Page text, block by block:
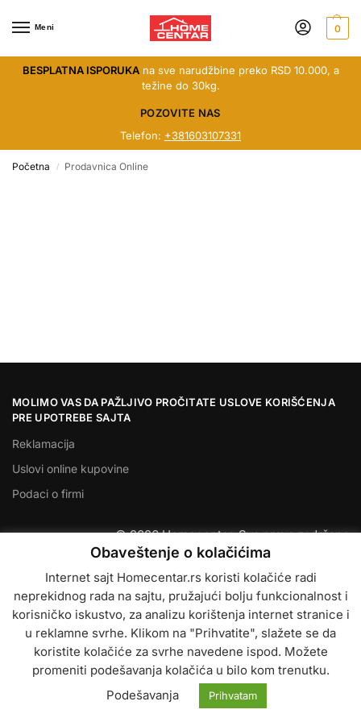
Meni 0
BESPLATNA ISPORUKAna sve narudžbine preko RSD 10.000, a
težine do 30kg.
POZOVITE NAS
Telefon: +381603107331
Početna / Prodavnica Online
MOLIMO VAS DA PAŽLJIVO PROČITATE USLOVE KORIŠĆENJA
PRE UPOTREBE SAJTA
Reklamacija
Uslovi online kupovine
Podaci o firmi
© 2026 Homecentar. Sva prava zadržana
Obaveštenje o kolačićima
Internet sajt Homecentar.rs koristi kolačiće radi
neprekidnog rada na sajtu, pružajući bolju funkcionalnost i
korisničko iskustvo, za analizu korištenja internet stranice i
u reklamne svrhe. Klikom na "Prihvatite", slažete se da
koristite kolačiće za svrhe navedene ispod. Možete
promeniti podešavanja kolačića u bilo kom trenutku.
Podešavanja
Prihvatam